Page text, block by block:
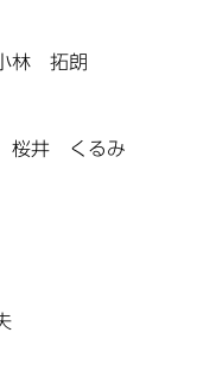
林 拓朗
桜井 くるみ